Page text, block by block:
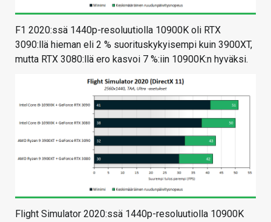
F1 2020:ssä 1440p-resoluutiolla 10900K oli RTX
3090:llä hieman eli 2 % suorituskykyisempi kuin 3900XT,
mutta RTX 3080:llä ero kasvoi 7 %:iin 10900K:n hyväksi.
Flight Simulator 2020:ssä 1440p-resoluutiolla 10900K